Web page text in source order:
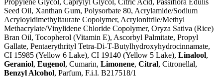
Seed Oil, Xanthan Gum, Polysorbate 80, Acrylamide/Sodium
Acryloyldimethyltaurate Copolymer, Acrylonitrile/Methyl
Methacrylate/Vinylidene Chloride Copolymer, Oryza Sativa (Rice)
Bran Oil, Tocopherol (Vitamin E), Ascorbyl Palmitate, Propyl
Gallate, Pentaerythrityl Tetra-Di-T-Butylhydroxyhydrocinnamate,
CI 15985 (Yellow 6 Lake), CI 19140 (Yellow 5 Lake), Linalool,
Geraniol, Eugenol, Cumarin, Limonene, Citral, Citronellal,
Benzyl Alcohol, Parfum, F.i.l. B217518/1